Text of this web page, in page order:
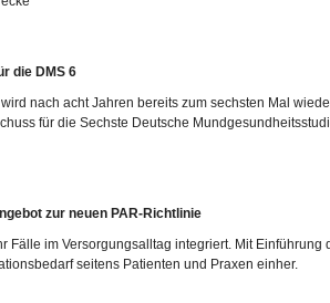
die DMS 6
nach acht Jahren bereits zum sechsten Mal
für die Sechste Deutsche
zur neuen PAR-Richtlinie
Fälle im Versorgungsalltag integriert. Mit Einführung
seitens Patienten und Praxen einher.